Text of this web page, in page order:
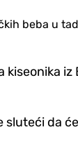
beba u
iz
sluteći da